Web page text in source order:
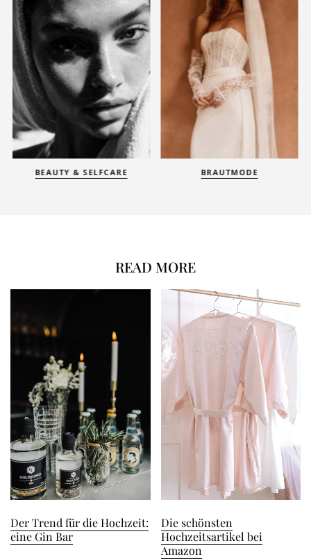
BEAUTY & SELFCARE BRAUTMODE
READ MORE
Der Trend für die Hochzeit:
eine Gin Bar
Die schönsten
Hochzeitsartikel bei
Amazon